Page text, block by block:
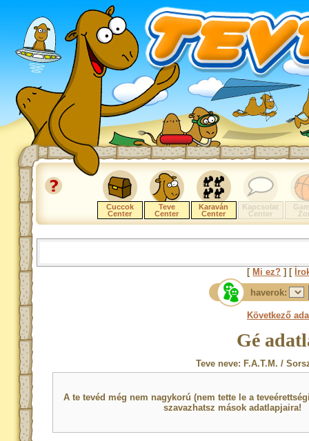
Cuccok
Center
Teve
Center
Karaván
Center
Kapcsolat
Center
[ Mi ez? ] [
haverok:
Következő
Gé
Teve neve: F.A.T.M. /
A te tevéd még nem nagykorú (nem tette le a
szavazhatsz mások adatlapjaira!